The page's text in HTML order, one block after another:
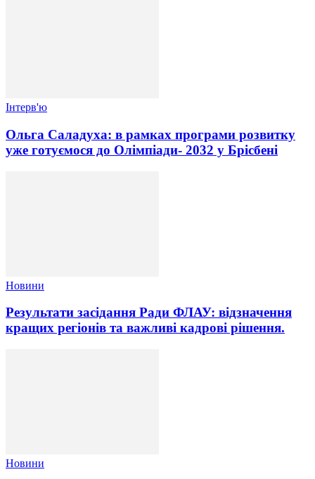
Інтерв'ю
Ольга Саладуха: в рамках програми розвитку
уже готуємося до Олімпіади- 2032 у Брісбені
Новини
Результати засідання Ради ФЛАУ: відзначення
кращих регіонів та важливі кадрові рішення.
Новини